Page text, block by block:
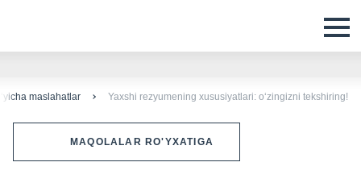
maslahatlar Yaxshi rezyumening xususiyatlari: oʻzingizni tekshiring!
MAQOLALAR RO'YXATIGA